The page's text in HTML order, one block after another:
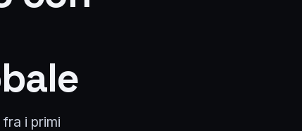
i primi